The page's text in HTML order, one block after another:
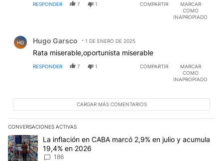
RESPONDER 7 1 COMPARTIR
MARCAR
COMO
INAPROPIADO
HG Hugo Garsco 1 DE ENERO DE 2025
Rata miserable,oportunista miserable
RESPONDER 7 1 COMPARTIR
MARCAR
COMO
INAPROPIADO
CARGAR MÁS COMENTARIOS
CONVERSACIONES ACTIVAS
Este listado muestra los artículos con más comentarios en los
Un artículo de tendencia con el título "La inflación en CABA
La inflación en CABA marcó 2,9% en julio y acumula
19,4% en 2026
186